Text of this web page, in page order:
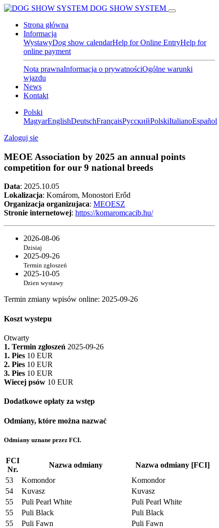
DOG SHOW SYSTEM
Strona główna
Informacja
WystawyDog show calendarHelp for Online EntryHelp for
online payment
Nota prawnaInformacja o prywatnościOgólne warunki
wjazdu
News
Kontakt
Polski
MagyarEnglishDeutschFrançaisPусскийPolskiItalianoEspañol
Zaloguj sie
MEOE Association by 2025 an annual points
competition for our 9 national breeds
Data: 2025.10.05
Lokalizacja: Komárom, Monostori Erőd
Organizacja organizujaca: MEOESZ
Stronie internetowej: https://komaromcacib.hu/
2026-08-06
Dzisiaj
2025-09-26
Termin zgłoszeń
2025-10-05
Dzien wystawy
Termin zmiany wpisów online: 2025-09-26
Koszt wystepu
Otwarty
1. Termin zgłoszeń 2025-09-26
1. Pies 10 EUR
2. Pies 10 EUR
3. Pies 10 EUR
Wiecej psów 10 EUR
Dodatkowe opłaty za wstęp
Odmiany, które można nazwać
Odmiany uznane przez FCI.
FCI
Nr.
Nazwa odmiany
Nazwa odmiany [FCI]
53
Komondor
Komondor
54
Kuvasz
Kuvasz
55
Puli Pearl White
Puli Pearl White
55
Puli Black
Puli Black
55
Puli Fawn
Puli Fawn